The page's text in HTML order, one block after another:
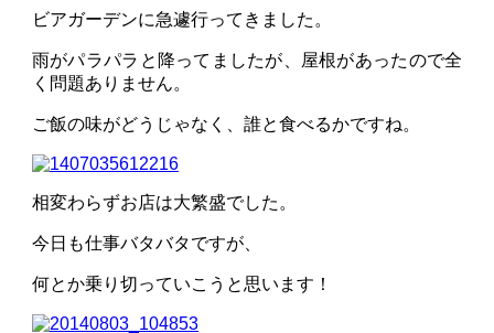
ビアガーデンに急遽行ってきました。
雨がパラパラと降ってましたが、屋根があったので全
く問題ありません。
ご飯の味がどうじゃなく、誰と食べるかですね。
相変わらずお店は大繁盛でした。
今日も仕事バタバタですが、
何とか乗り切っていこうと思います！